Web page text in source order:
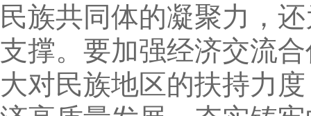
民族共同体的凝聚力，
支撑。要加强经济交流
大对民族地区的扶持力